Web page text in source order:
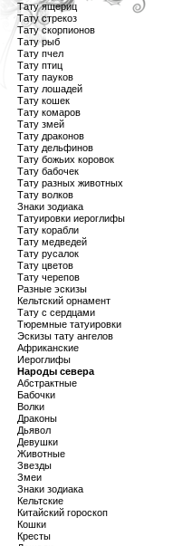
Тату ящериц
Тату стрекоз
Тату скорпионов
Тату рыб
Тату пчел
Тату птиц
Тату пауков
Тату лошадей
Тату кошек
Тату комаров
Тату змей
Тату драконов
Тату дельфинов
Тату божьих коровок
Тату бабочек
Тату разных животных
Тату волков
Знаки зодиака
Татуировки иероглифы
Тату корабли
Тату медведей
Тату русалок
Тату цветов
Тату черепов
Разные эскизы
Кельтский орнамент
Тату с сердцами
Тюремные татуировки
Эскизы тату ангелов
Африканские
Иероглифы
Народы севера
Абстрактные
Бабочки
Волки
Драконы
Дьявол
Девушки
Животные
Звезды
Змеи
Знаки зодиака
Кельтские
Китайский гороскоп
Кошки
Кресты